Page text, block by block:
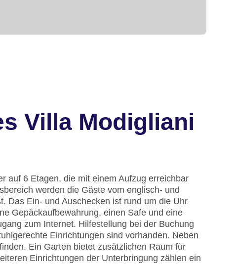
Villa Modigliani
auf 6 Etagen, die mit einem Aufzug erreichbar
werden die Gäste vom englisch- und
Das Ein- und Auschecken ist rund um die Uhr
Gepäckaufbewahrung, einen Safe und eine
zum Internet. Hilfestellung bei der Buchung
Einrichtungen sind vorhanden. Neben
Ein Garten bietet zusätzlichen Raum für
Einrichtungen der Unterbringung zählen ein